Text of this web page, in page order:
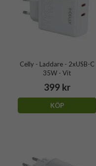
Celly - Laddare - 2xUSB-C
35W - Vit
399 kr
KÖP